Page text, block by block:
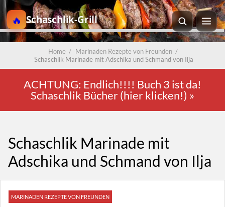
Schaschlik-Grill
Home / Marinaden Rezepte von Freunden /
Schaschlik Marinade mit Adschika und Schmand von Ilja
ACHTUNG: Endlich!!!! Buch 3 ist da!
Schaschlik Bücher (hier klicken!) »
Schaschlik Marinade mit
Adschika und Schmand von Ilja
MARINADEN REZEPTE VON FREUNDEN